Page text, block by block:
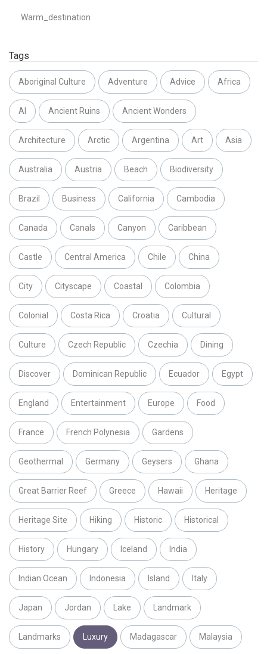
Warm_destination
Tags
Aboriginal Culture Adventure Advice Africa
AI Ancient Ruins Ancient Wonders
Architecture Arctic Argentina Art Asia
Australia Austria Beach Biodiversity
Brazil Business California Cambodia
Canada Canals Canyon Caribbean
Castle Central America Chile China
City Cityscape Coastal Colombia
Colonial Costa Rica Croatia Cultural
Culture Czech Republic Czechia Dining
Discover Dominican Republic Ecuador Egypt
England Entertainment Europe Food
France French Polynesia Gardens
Geothermal Germany Geysers Ghana
Great Barrier Reef Greece Hawaii Heritage
Heritage Site Hiking Historic Historical
History Hungary Iceland India
Indian Ocean Indonesia Island Italy
Japan Jordan Lake Landmark
Landmarks Luxury Madagascar Malaysia